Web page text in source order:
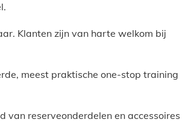
Klanten zijn van harte welkom bij
meest praktische one-stop training
van reserveonderdelen en accessoires